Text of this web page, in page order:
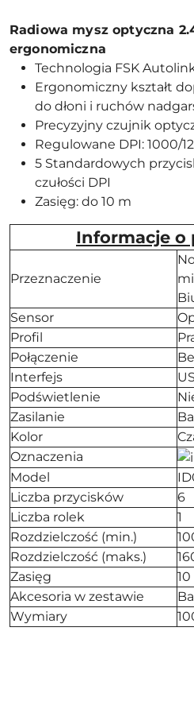
Radiowa mysz optyczna
ergonomiczna
Technologia FSK
Ergonomiczny kształt
do dłoni i ruchów
Precyzyjny czujnik
Regulowane DPI: 1000/
5 Standardowych
czułości DPI
Zasięg: do 10 m
Informacje o
Przeznaczenie
Sensor
Profil
Połączenie
Interfejs
Podświetlenie
Zasilanie
Kolor
Oznaczenia
Model
Liczba przycisków
6
Liczba rolek
1
Rozdzielczość (min.)
Rozdzielczość (maks.)
Zasięg
Akcesoria w zestawie
Wymiary